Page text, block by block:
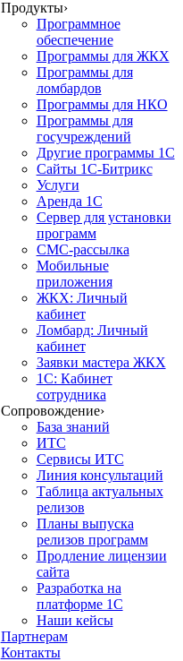
Продукты›
Программное
обеспечение
Программы для ЖКХ
Программы для
ломбардов
Программы для НКО
Программы для
госучреждений
Другие программы 1С
Сайты 1С-Битрикс
Услуги
Аренда 1С
Сервер для установки
программ
СМС-рассылка
Мобильные
приложения
ЖКХ: Личный
кабинет
Ломбард: Личный
кабинет
Заявки мастера ЖКХ
1С: Кабинет
сотрудника
Сопровождение›
База знаний
ИТС
Сервисы ИТС
Линия консультаций
Таблица актуальных
релизов
Планы выпуска
релизов программ
Продление лицензии
сайта
Разработка на
платформе 1С
Наши кейсы
Партнерам
Контакты